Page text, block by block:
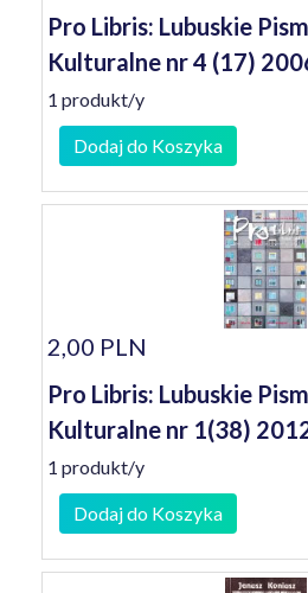
Pro Libris: Lubuskie
Kulturalne nr 4 (17)
1 produkt/y
Dodaj do Koszyka
2,00 PLN
Pro Libris: Lubuskie
Kulturalne nr 1(38)
1 produkt/y
Dodaj do Koszyka